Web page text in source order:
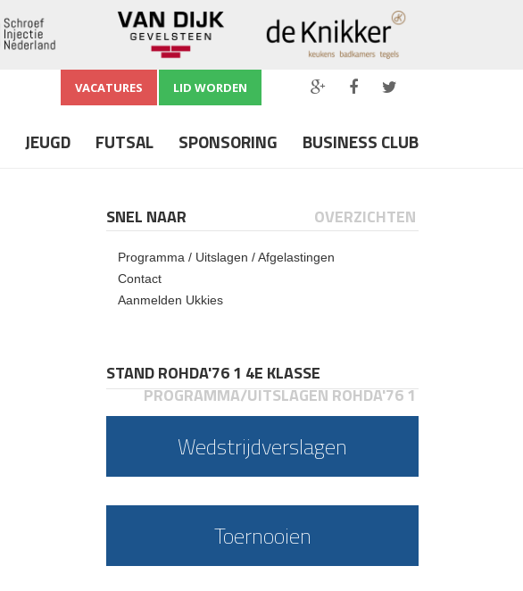
VACATURES LID WORDEN
JEUGD FUTSAL SPONSORING BUSINESS CLUB
SNEL NAAR OVERZICHTEN
Programma / Uitslagen / Afgelastingen
Contact
Aanmelden Ukkies
STAND ROHDA'76 1 4E KLASSE
PROGRAMMA/UITSLAGEN ROHDA'76 1
Wedstrijdverslagen
Toernooien